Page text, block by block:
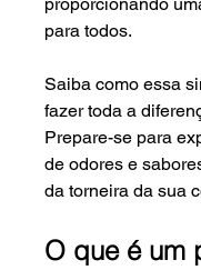
para todos.
Saiba como essa
fazer toda a
Prepare-se para
de odores e
da torneira da sua
O que é um